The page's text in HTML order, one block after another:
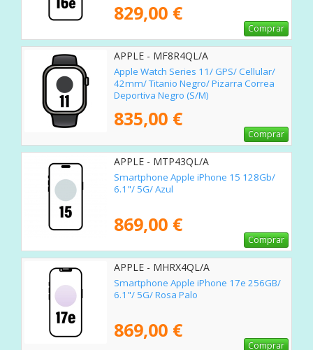
829,00 €
Comprar
APPLE - MF8R4QL/A
Apple Watch Series 11/ GPS/ Cellular/
42mm/ Titanio Negro/ Pizarra Correa
Deportiva Negro (S/M)
835,00 €
Comprar
APPLE - MTP43QL/A
Smartphone Apple iPhone 15 128Gb/
6.1"/ 5G/ Azul
869,00 €
Comprar
APPLE - MHRX4QL/A
Smartphone Apple iPhone 17e 256GB/
6.1"/ 5G/ Rosa Palo
869,00 €
Comprar